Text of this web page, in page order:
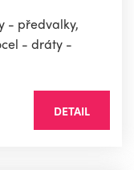
- předvalky,
- dráty -
DETAIL